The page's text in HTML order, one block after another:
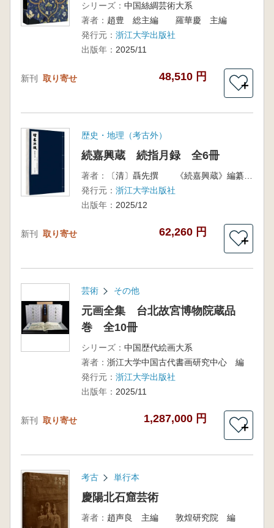
シリーズ： 中国絲綢芸術大系
著者： 趙豊 総主編 羅華慶 主編
発行元： 浙江大学出版社
出版年： 2025/11
新刊 取り寄せ 48,510 円
＋
歴史・地理（考古外）
続嘉興蔵 続指月録 全6冊
著者：
〔清〕聶先撰 《続嘉興蔵》編纂委員会 編
発行元： 浙江大学出版社
出版年： 2025/12
新刊 取り寄せ 62,260 円
＋
芸術 その他
元画全集 台北故宮博物院蔵品
巻 全10冊
シリーズ： 中国歴代絵画大系
著者： 浙江大学中国古代書画研究中心 編
発行元： 浙江大学出版社
出版年： 2025/11
新刊 取り寄せ 1,287,000 円
＋
考古 単行本
慶陽北石窟芸術
著者： 趙声良 主編 敦煌研究院 編